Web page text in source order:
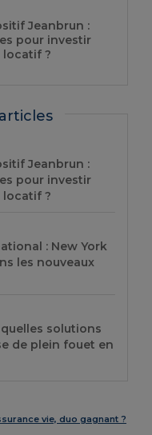
vie, duo gagnant ?
Jeanbrun :
pour investir
locatif ?
Jeanbrun :
pour investir
locatif ?
: New York
les nouveaux
solutions
de plein fouet en